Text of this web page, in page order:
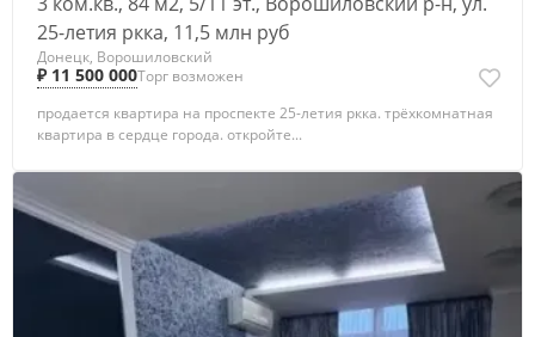
25-летия ркка, 11,5 млн руб
Донецк, Ворошиловский
₽ 11 500 000Торг возможен
продается квартира на проспекте 25-летия ркка. трёхкомнатная
квартира в сердце города. откройте...